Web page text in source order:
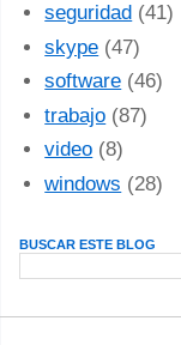
seguridad (41)
skype (47)
software (46)
trabajo (87)
video (8)
windows (28)
BUSCAR ESTE BLOG